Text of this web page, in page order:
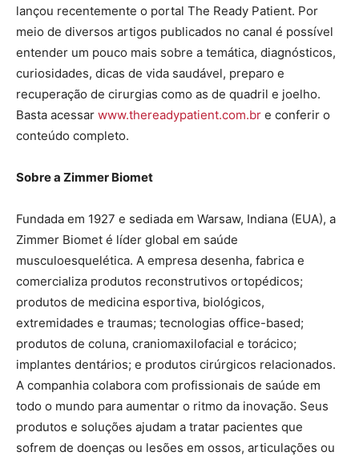
lançou recentemente o portal The Ready Patient. Por
meio de diversos artigos publicados no canal é possível
entender um pouco mais sobre a temática, diagnósticos,
curiosidades, dicas de vida saudável, preparo e
recuperação de cirurgias como as de quadril e joelho.
Basta acessar www.thereadypatient.com.br e conferir o
conteúdo completo.
Sobre a Zimmer Biomet
Fundada em 1927 e sediada em Warsaw, Indiana (EUA), a
Zimmer Biomet é líder global em saúde
musculoesquelética. A empresa desenha, fabrica e
comercializa produtos reconstrutivos ortopédicos;
produtos de medicina esportiva, biológicos,
extremidades e traumas; tecnologias office-based;
produtos de coluna, craniomaxilofacial e torácico;
implantes dentários; e produtos cirúrgicos relacionados.
A companhia colabora com profissionais de saúde em
todo o mundo para aumentar o ritmo da inovação. Seus
produtos e soluções ajudam a tratar pacientes que
sofrem de doenças ou lesões em ossos, articulações ou